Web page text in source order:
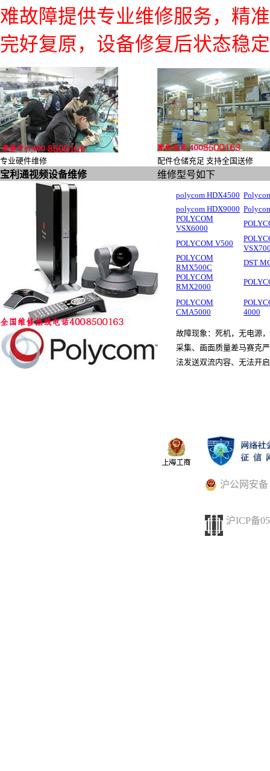
难故障提供专业维修服务，精
完好复原，设备修复后状态稳
专业硬件维修 配件仓储充足 支持全国送修
宝利通视频设备维修 维修型号如下
polycom HDX4500
polycom HDX9000
POLYCOM
VSX6000
POLYCOM V500
POLYCOM
RMX500C
DST
POLYCOM
RMX2000
POLYCOM
CMA5000
4000
故障现象：死机，无电源
采集、画面质量差马赛克
法发送双流内容、无法开
沪公网安备
沪ICP备